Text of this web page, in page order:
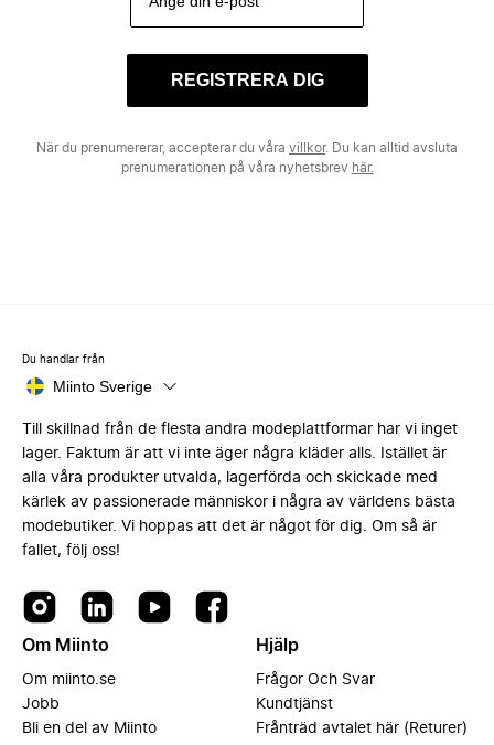
REGISTRERA DIG
När du prenumererar, accepterar du våra villkor. Du kan alltid avsluta
prenumerationen på våra nyhetsbrev här.
Du handlar från
Miinto Sverige
Till skillnad från de flesta andra modeplattformar har vi inget
lager. Faktum är att vi inte äger några kläder alls. Istället är
alla våra produkter utvalda, lagerförda och skickade med
kärlek av passionerade människor i några av världens bästa
modebutiker. Vi hoppas att det är något för dig. Om så är
fallet, följ oss!
Om Miinto
Om miinto.se
Jobb
Bli en del av Miinto
Hjälp
Frågor Och Svar
Kundtjänst
Frånträd avtalet här (Returer)